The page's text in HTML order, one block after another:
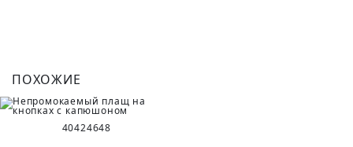
ПОХОЖИЕ
40424648